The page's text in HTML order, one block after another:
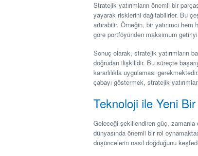
Stratejik yatırımların önemli bir
yayarak risklerini dağıtabilirler. Bu
artırabilir. Örneğin, bir yatırımcı
göre portföyünden maksimum
Sonuç olarak, stratejik yatırımların
doğrudan ilişkilidir. Bu süreçte
kararlılıkla uygulaması
çabayı göstermek, stratejik
Teknoloji ile Yeni
Geleceği şekillendiren güç, zamanla
dünyasında önemli bir rol
düşüncelerin nasıl doğduğunu